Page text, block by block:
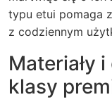
typu etui pomaga
z codziennym
Materiały
klasy